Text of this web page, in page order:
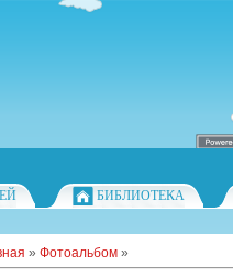
БИБЛИОТЕКА
» Фотоальбом »